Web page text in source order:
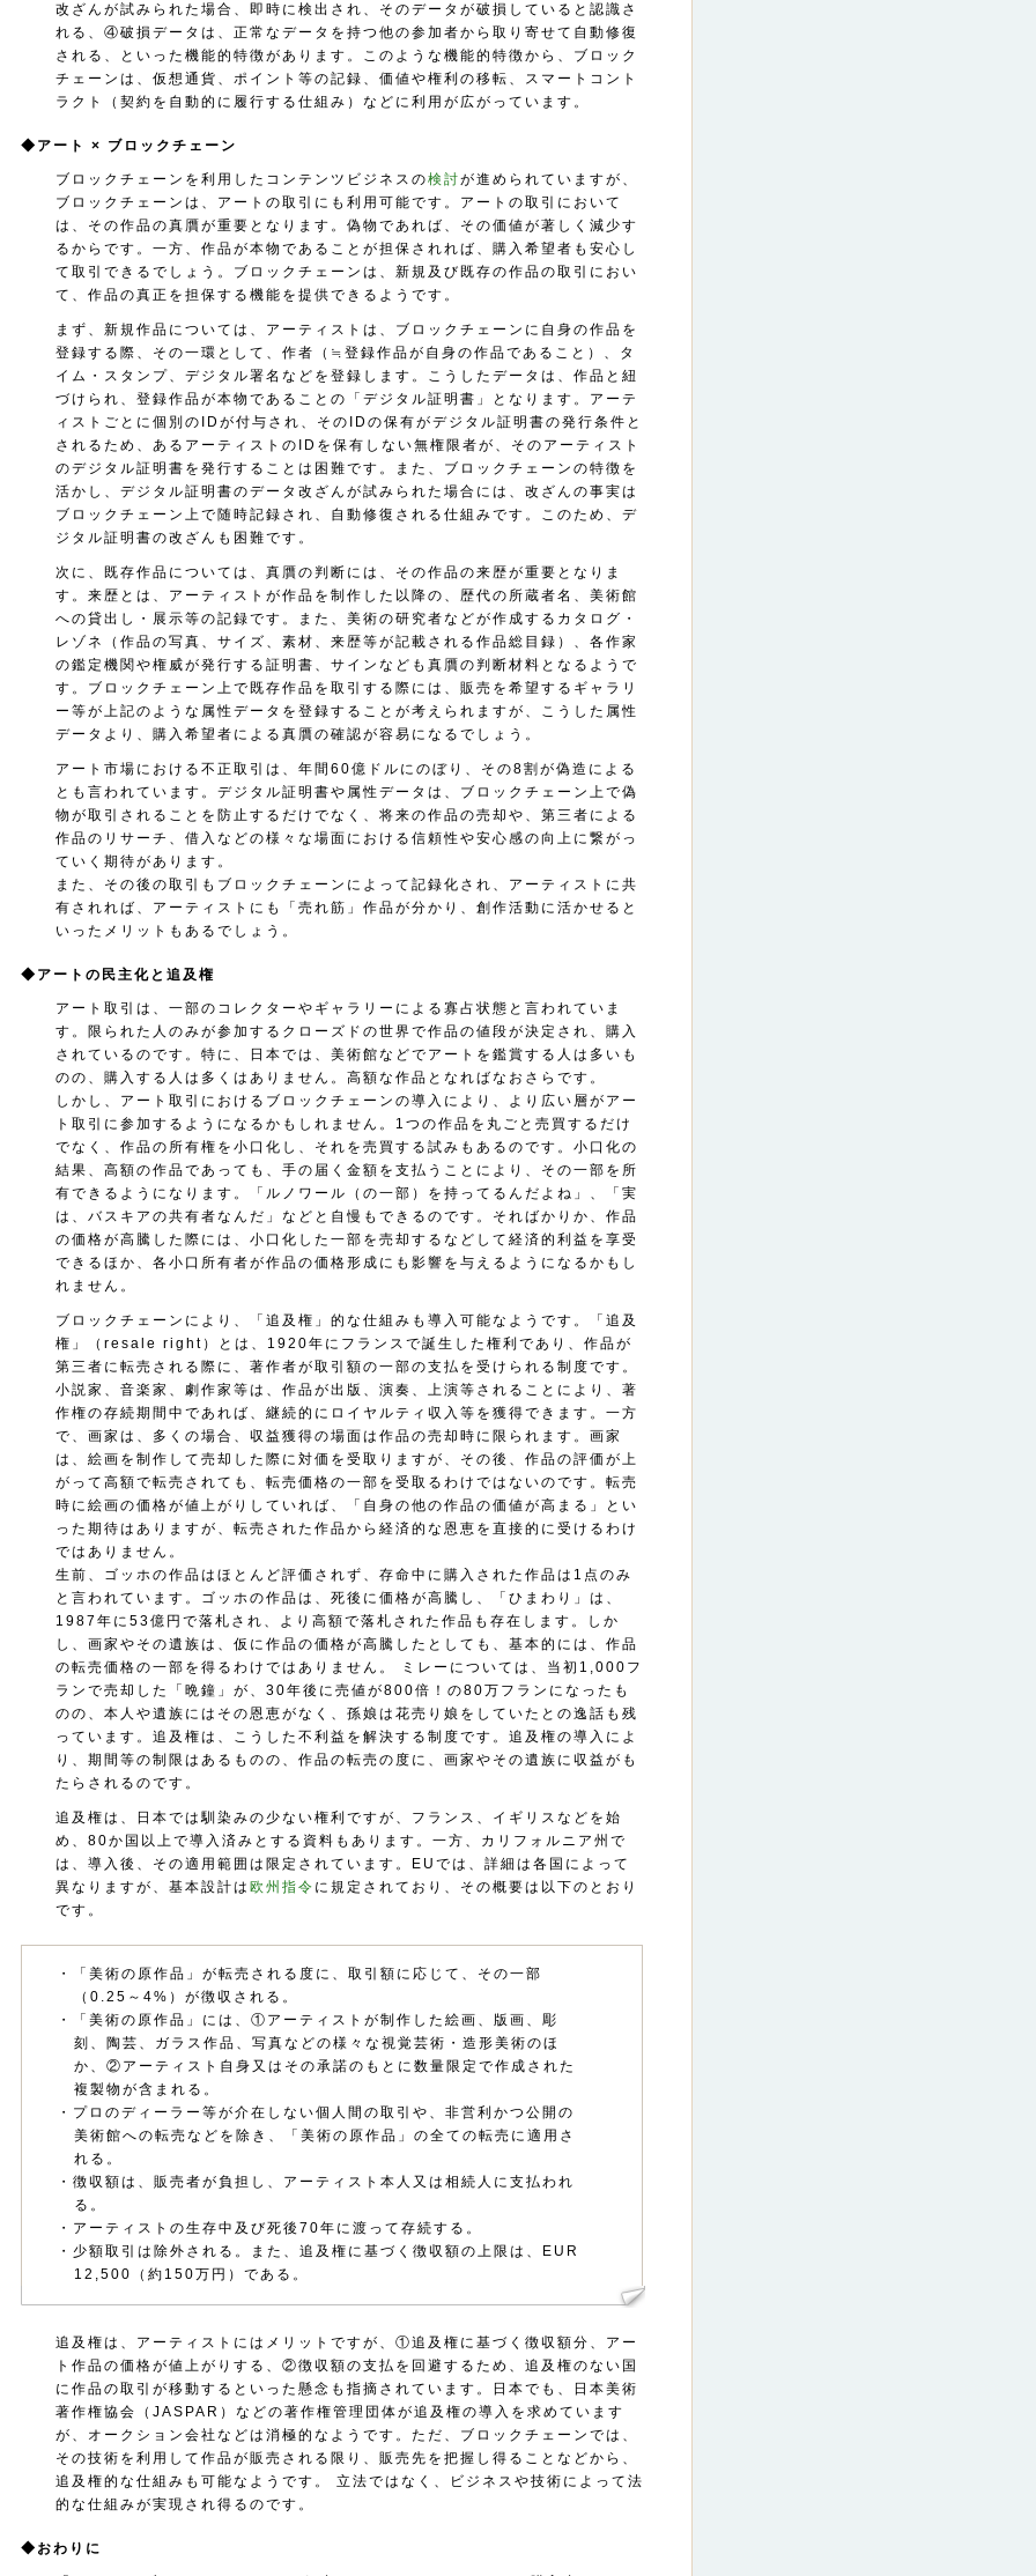
改ざんが試みられた場合、即時に検出され、そのデータが破損していると認識さ
れる、④破損データは、正常なデータを持つ他の参加者から取り寄せて自動修復
される、といった機能的特徴があります。このような機能的特徴から、ブロック
チェーンは、仮想通貨、ポイント等の記録、価値や権利の移転、スマートコント
ラクト（契約を自動的に履行する仕組み）などに利用が広がっています。
◆ アート × ブロックチェーン
ブロックチェーンを利用したコンテンツビジネスの検討が進められていますが、
ブロックチェーンは、アートの取引にも利用可能です。アートの取引において
は、その作品の真贋が重要となります。偽物であれば、その価値が著しく減少す
るからです。一方、作品が本物であることが担保されれば、購入希望者も安心し
て取引できるでしょう。ブロックチェーンは、新規及び既存の作品の取引におい
て、作品の真正を担保する機能を提供できるようです。
まず、新規作品については、アーティストは、ブロックチェーンに自身の作品を
登録する際、その一環として、作者（≒登録作品が自身の作品であること）、タ
イム・スタンプ、デジタル署名などを登録します。こうしたデータは、作品と紐
づけられ、登録作品が本物であることの「デジタル証明書」となります。アーテ
ィストごとに個別のIDが付与され、そのIDの保有がデジタル証明書の発行条件と
されるため、あるアーティストのIDを保有しない無権限者が、そのアーティスト
のデジタル証明書を発行することは困難です。また、ブロックチェーンの特徴を
活かし、デジタル証明書のデータ改ざんが試みられた場合には、改ざんの事実は
ブロックチェーン上で随時記録され、自動修復される仕組みです。このため、デ
ジタル証明書の改ざんも困難です。
次に、既存作品については、真贋の判断には、その作品の来歴が重要となりま
す。来歴とは、アーティストが作品を制作した以降の、歴代の所蔵者名、美術館
への貸出し・展示等の記録です。また、美術の研究者などが作成するカタログ・
レゾネ（作品の写真、サイズ、素材、来歴等が記載される作品総目録）、各作家
の鑑定機関や権威が発行する証明書、サインなども真贋の判断材料となるようで
す。ブロックチェーン上で既存作品を取引する際には、販売を希望するギャラリ
ー等が上記のような属性データを登録することが考えられますが、こうした属性
データより、購入希望者による真贋の確認が容易になるでしょう。
アート市場における不正取引は、年間60億ドルにのぼり、その8割が偽造による
とも言われています。デジタル証明書や属性データは、ブロックチェーン上で偽
物が取引されることを防止するだけでなく、将来の作品の売却や、第三者による
作品のリサーチ、借入などの様々な場面における信頼性や安心感の向上に繋がっ
ていく期待があります。
また、その後の取引もブロックチェーンによって記録化され、アーティストに共
有されれば、アーティストにも「売れ筋」作品が分かり、創作活動に活かせると
いったメリットもあるでしょう。
◆ アートの民主化と追及権
アート取引は、一部のコレクターやギャラリーによる寡占状態と言われていま
す。限られた人のみが参加するクローズドの世界で作品の値段が決定され、購入
されているのです。特に、日本では、美術館などでアートを鑑賞する人は多いも
のの、購入する人は多くはありません。高額な作品となればなおさらです。
しかし、アート取引におけるブロックチェーンの導入により、より広い層がアー
ト取引に参加するようになるかもしれません。1つの作品を丸ごと売買するだけ
でなく、作品の所有権を小口化し、それを売買する試みもあるのです。小口化の
結果、高額の作品であっても、手の届く金額を支払うことにより、その一部を所
有できるようになります。「ルノワール（の一部）を持ってるんだよね」、「実
は、バスキアの共有者なんだ」などと自慢もできるのです。そればかりか、作品
の価格が高騰した際には、小口化した一部を売却するなどして経済的利益を享受
できるほか、各小口所有者が作品の価格形成にも影響を与えるようになるかもし
れません。
ブロックチェーンにより、「追及権」的な仕組みも導入可能なようです。「追及
権」（resale right）とは、1920年にフランスで誕生した権利であり、作品が
第三者に転売される際に、著作者が取引額の一部の支払を受けられる制度です。
小説家、音楽家、劇作家等は、作品が出版、演奏、上演等されることにより、著
作権の存続期間中であれば、継続的にロイヤルティ収入等を獲得できます。一方
で、画家は、多くの場合、収益獲得の場面は作品の売却時に限られます。画家
は、絵画を制作して売却した際に対価を受取りますが、その後、作品の評価が上
がって高額で転売されても、転売価格の一部を受取るわけではないのです。転売
時に絵画の価格が値上がりしていれば、「自身の他の作品の価値が高まる」とい
った期待はありますが、転売された作品から経済的な恩恵を直接的に受けるわけ
ではありません。
生前、ゴッホの作品はほとんど評価されず、存命中に購入された作品は1点のみ
と言われています。ゴッホの作品は、死後に価格が高騰し、「ひまわり」は、
1987年に53億円で落札され、より高額で落札された作品も存在します。しか
し、画家やその遺族は、仮に作品の価格が高騰したとしても、基本的には、作品
の転売価格の一部を得るわけではありません。 ミレーについては、当初1,000フ
ランで売却した「晩鐘」が、30年後に売値が800倍！の80万フランになったも
のの、本人や遺族にはその恩恵がなく、孫娘は花売り娘をしていたとの逸話も残
っています。追及権は、こうした不利益を解決する制度です。追及権の導入によ
り、期間等の制限はあるものの、作品の転売の度に、画家やその遺族に収益がも
たらされるのです。
追及権は、日本では馴染みの少ない権利ですが、フランス、イギリスなどを始
め、80か国以上で導入済みとする資料もあります。一方、カリフォルニア州で
は、導入後、その適用範囲は限定されています。EUでは、詳細は各国によって
異なりますが、基本設計は 欧州指令 に規定されており、その概要は以下のとおり
です。
・「美術の原作品」が転売される度に、取引額に応じて、その一部
（0.25～4%）が徴収される。
・「美術の原作品」には、①アーティストが制作した絵画、版画、彫
刻、陶芸、ガラス作品、写真などの様々な視覚芸術・造形美術のほ
か、②アーティスト自身又はその承諾のもとに数量限定で作成された
複製物が含まれる。
・プロのディーラー等が介在しない個人間の取引や、非営利かつ公開の
美術館への転売などを除き、「美術の原作品」の全ての転売に適用さ
れる。
・徴収額は、販売者が負担し、アーティスト本人又は相続人に支払われ
る。
・アーティストの生存中及び死後70年に渡って存続する。
・少額取引は除外される。また、追及権に基づく徴収額の上限は、EUR
12,500（約150万円）である。
追及権は、アーティストにはメリットですが、①追及権に基づく徴収額分、アー
ト作品の価格が値上がりする、②徴収額の支払を回避するため、追及権のない国
に作品の取引が移動するといった懸念も指摘されています。日本でも、日本美術
著作権協会（JASPAR）などの著作権管理団体が追及権の導入を求めています
が、オークション会社などは消極的なようです。ただ、ブロックチェーンでは、
その技術を利用して作品が販売される限り、販売先を把握し得ることなどから、
追及権的な仕組みも可能なようです。 立法ではなく、ビジネスや技術によって法
的な仕組みが実現され得るのです。
◆ おわりに